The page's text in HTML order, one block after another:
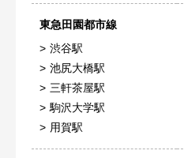
東急田園都市線
渋谷駅
池尻大橋駅
三軒茶屋駅
駒沢大学駅
用賀駅